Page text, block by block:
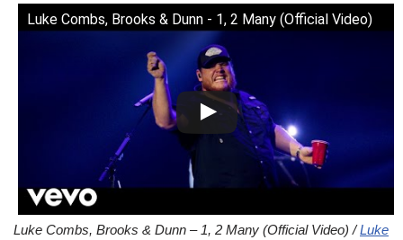
Luke Combs, Brooks & Dunn - 1, 2 Many (Official Video)
Luke Combs, Brooks & Dunn – 1, 2 Many (Official Video) /Luke